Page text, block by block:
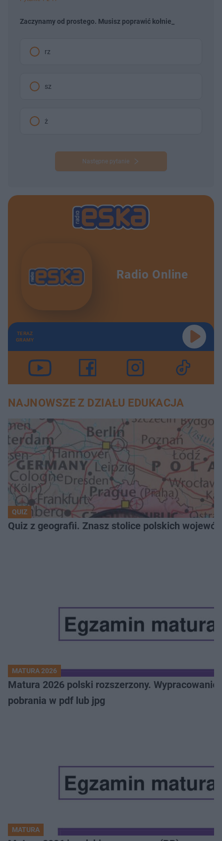
Zaczynamy od prostego. Musisz poprawić kołnie_
rz
sz
ż
Następne pytanie
Radio Online
TERAZ
GRAMY
NAJNOWSZE Z DZIAŁU EDUKACJA
QUIZ
Quiz z geografii. Znasz stolice polskich
MATURA 2026
Matura 2026 polski rozszerzony.
pobrania w pdf lub jpg
MATURA